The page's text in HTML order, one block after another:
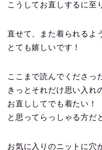
こうしてお直しするに至
直せて、また着られるよ
とても嬉しいです！
ここまで読んでくださっ
きっとそれだけ思い入れ
お直ししてでも着たい！
と思ってらっしゃる方だ
お気に入りのニットに穴